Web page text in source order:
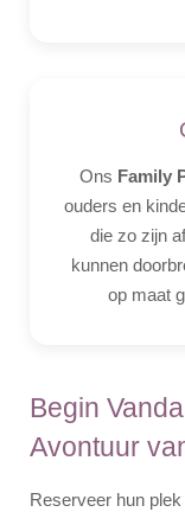
Ons Family
ouders en
die zo zijn
kunnen
op maat
Begin
Avontuur
Reserveer hun